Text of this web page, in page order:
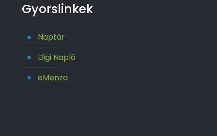
Gyorslinkek
Naptár
Digi Napló
eMenza